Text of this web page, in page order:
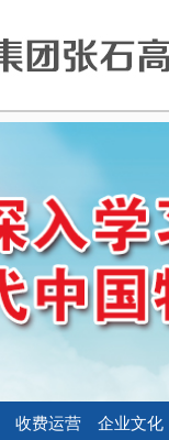
收费运营 企业文化